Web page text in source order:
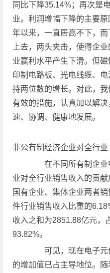
同比下降35.14%；再次是
业。利润增幅下降的主要
年以来，一直居高不下，
上去，两头夹击，使得企
业赢利水平产生下滑。但磁
印制电路板、光电线缆、
持两位数的增长。对此，
有效的措施，认真加以解
速、协调、健康地发展。
非公有制经济企业对全行
在不同所有制企业
业对全行业销售收入的贡献
国有企业、集体企业两者
件行业销售收入比重的
收入之和为2851.88亿元，
93.82%。
可见，现在电子元
的增加值已占主导地位。